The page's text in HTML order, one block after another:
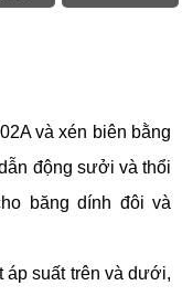
và xén biên bằng
động sưởi và thổi
băng dính đôi và
áp suất trên và dưới,